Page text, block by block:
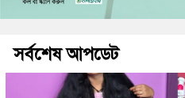
সর্বশেষ আপডেট